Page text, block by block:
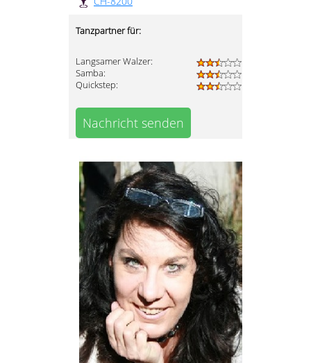
Tanzpartner für:
Langsamer Walzer:
Samba:
Quickstep:
Nachricht senden